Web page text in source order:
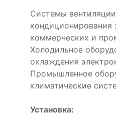
Системы
кондиционирования
коммерческих и
Холодильное
охлаждения
Промышленное
климатические
Установка: